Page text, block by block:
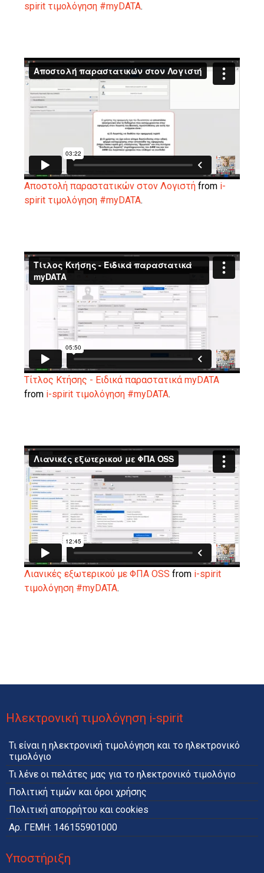
spirit τιμολόγηση #myDATA.
Αποστολή παραστατικών στον Λογιστή from i-
spirit τιμολόγηση #myDATA.
Τίτλος Κτήσης - Ειδικά παραστατικά myDATA
from i-spirit τιμολόγηση #myDATA.
Λιανικές εξωτερικού με ΦΠΑ OSS from i-spirit
τιμολόγηση #myDATA.
Ηλεκτρονική τιμολόγηση i-spirit
Τι είναι η ηλεκτρονική τιμολόγηση και το ηλεκτρονικό
τιμολόγιο
Τι λένε οι πελάτες μας για το ηλεκτρονικό τιμολόγιο
Πολιτική τιμών και όροι χρήσης
Πολιτική απορρήτου και cookies
Αρ. ΓΕΜΗ: 146155901000
Υποστήριξη